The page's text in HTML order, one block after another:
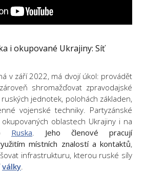
i okupované Ukrajiny: Síť
v září 2022, má dvojí úkol: provádět
shromažďovat zpravodajské
jednotek, polohách základen,
vojenské techniky. Partyzánské
oblastech Ukrajiny i na
Ruska
Jeho členové pracují
místních znalostí a kontaktů,
infrastrukturu, kterou ruské síly
války